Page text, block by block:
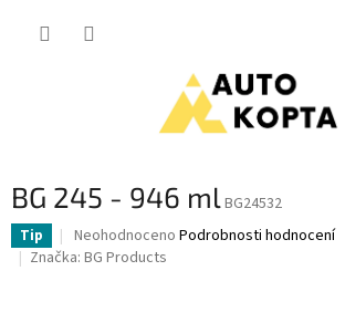
BG 245 - 946 mlBG24532
Tip
Průměrné
hodnocení
Neohodnoceno Podrobnosti hodnocení
Značka: BG Products